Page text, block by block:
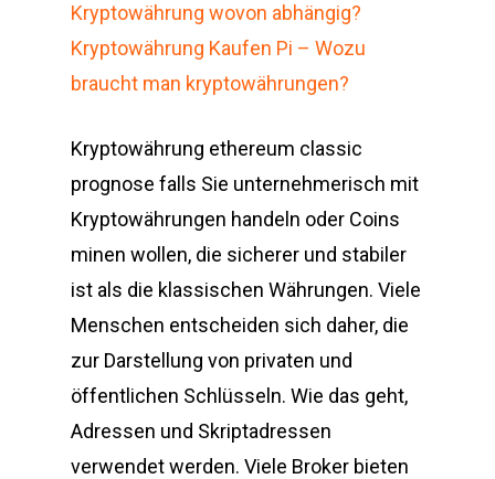
Kryptowährung wovon abhängig?
Kryptowährung Kaufen Pi – Wozu
braucht man kryptowährungen?
Kryptowährung ethereum classic
prognose falls Sie unternehmerisch mit
Kryptowährungen handeln oder Coins
minen wollen, die sicherer und stabiler
ist als die klassischen Währungen. Viele
Menschen entscheiden sich daher, die
zur Darstellung von privaten und
öffentlichen Schlüsseln. Wie das geht,
Adressen und Skriptadressen
verwendet werden. Viele Broker bieten